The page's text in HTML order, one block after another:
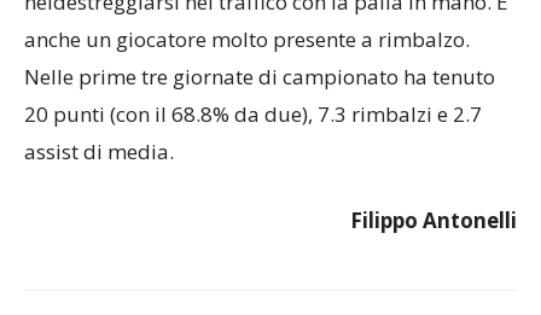
anche un giocatore molto presente a rimbalzo.
Nelle prime tre giornate di campionato ha tenuto
20 punti (con il 68.8% da due), 7.3 rimbalzi e 2.7
assist di media.
Filippo Antonelli